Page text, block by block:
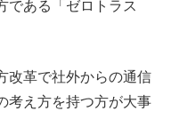
である「ゼロトラス
改革で社外からの通信
考え方を持つ方が大事